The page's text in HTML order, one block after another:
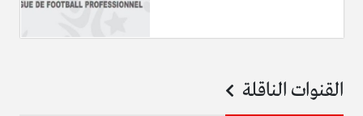
القنوات الناقلة